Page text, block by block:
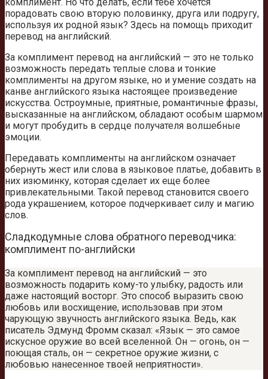
комплимент. Но что делать, если тебе хочется
порадовать свою вторую половинку, друга или подругу,
используя их родной язык? Здесь на помощь приходит
перевод на английский.
За комплимент перевод на английский — это не только
возможность передать теплые слова и тонкие
комплименты на другом языке, но и умение создать на
канве английского языка настоящее произведение
искусства. Остроумные, приятные, романтичные фразы,
высказанные на английском, обладают особым шармом
и могут пробудить в сердце получателя волшебные
эмоции.
Передавать комплименты на английском означает
обернуть жест или слова в языковое платье, добавить в
них изюминку, которая сделает их еще более
привлекательными. Такой перевод становится своего
рода украшением, которое подчеркивает силу и магию
слов.
Сладкодумные слова обратного переводчика:
комплимент по-английски
За комплимент перевод на английский — это
возможность подарить кому-то улыбку, радость или
даже настоящий восторг. Это способ выразить свою
любовь или восхищение, использовав при этом
чарующую звучность английского языка. Ведь, как
писатель Эдмунд Фромм сказал: «Язык — это самое
искусное оружие во всей вселенной. Он — огонь, он —
поющая сталь, он — секретное оружие жизни, с
любовью нанесенное твоей неприятности».